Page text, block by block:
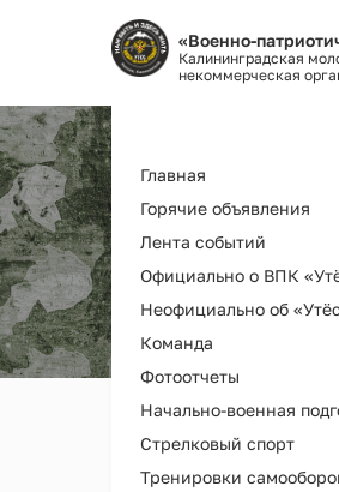
«Военно-
Калининградская
некоммерческая
Основная
навигация
Главная
Горячие объявления
Лента событий
Официально о ВПК
Администрация
Об организации ВПК
Как вступить
Наша деятельность и
История РГ "Утёс"
Как помочь
Неофициально об
Наш клуб ВПК "Утёс"
Награды и дипломы
Наши выпускники
Мерч и сувениры
Видео
Команда
Фотоотчеты
Начально-военная
Стрелковый спорт
Тренировки